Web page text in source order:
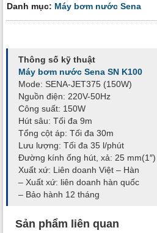
Danh mục: Máy bơm nước Sena
Thông số kỹ thuật
Máy bơm nước Sena SN K100
Mode: SENA-JET375 (150W)
Nguồn điện: 220V-50Hz
Công suất: 150W
Hút sâu: Tối đa 9m
Tổng cột áp: Tối đa 30m
Lưu lượng: Tối đa 35 l/phút
Đường kính ống hút, xả: 25 mm(1″)
Xuất xứ: Liên doanh Việt – Hàn
– Xuất xứ: liên doanh hàn quốc
– Bảo hành 12 tháng
Sản phẩm liên quan